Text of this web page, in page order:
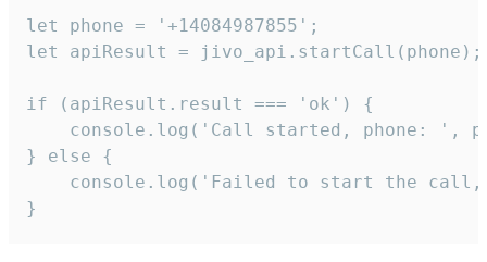
let phone = '+14084987855';
let apiResult = jivo_api.startCall(phone);
if (apiResult.result === 'ok') {
console.log('Call started, phone: ',
} else {
console.log('Failed to start the
}